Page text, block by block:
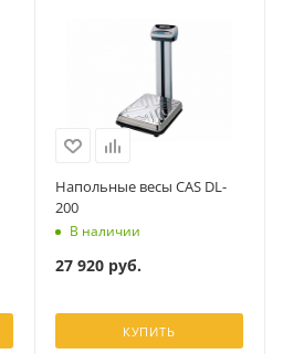
Напольные весы CAS DL-
200
В наличии
27 920руб.
КУПИТЬ